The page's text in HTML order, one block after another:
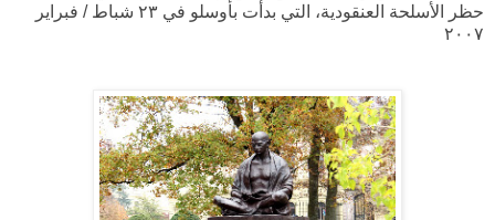
حظر الأسلحة العنقودية، التي بدأت بأوسلو في ٢٣ شباط / فبراير
٢٠٠٧